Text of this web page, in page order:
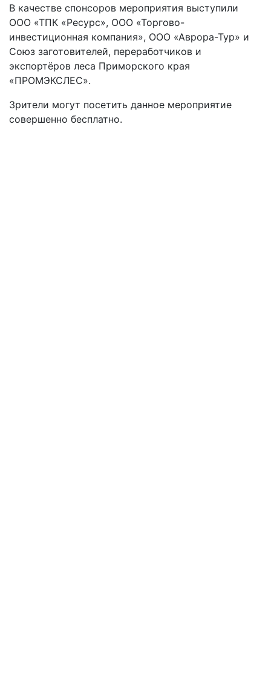
В качестве спонсоров мероприятия выступили
ООО «ТПК «Ресурс», ООО «Торгово-
инвестиционная компания», ООО «Аврора-Тур» и
Союз заготовителей, переработчиков и
экспортёров леса Приморского края
«ПРОМЭКСЛЕС».
Зрители могут посетить данное мероприятие
совершенно бесплатно.